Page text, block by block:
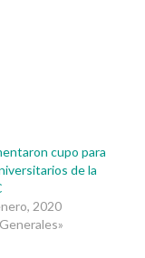
cupo para
de la
2020